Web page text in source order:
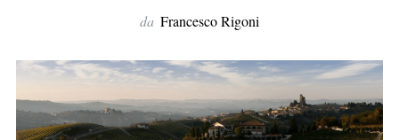
da Francesco Rigoni